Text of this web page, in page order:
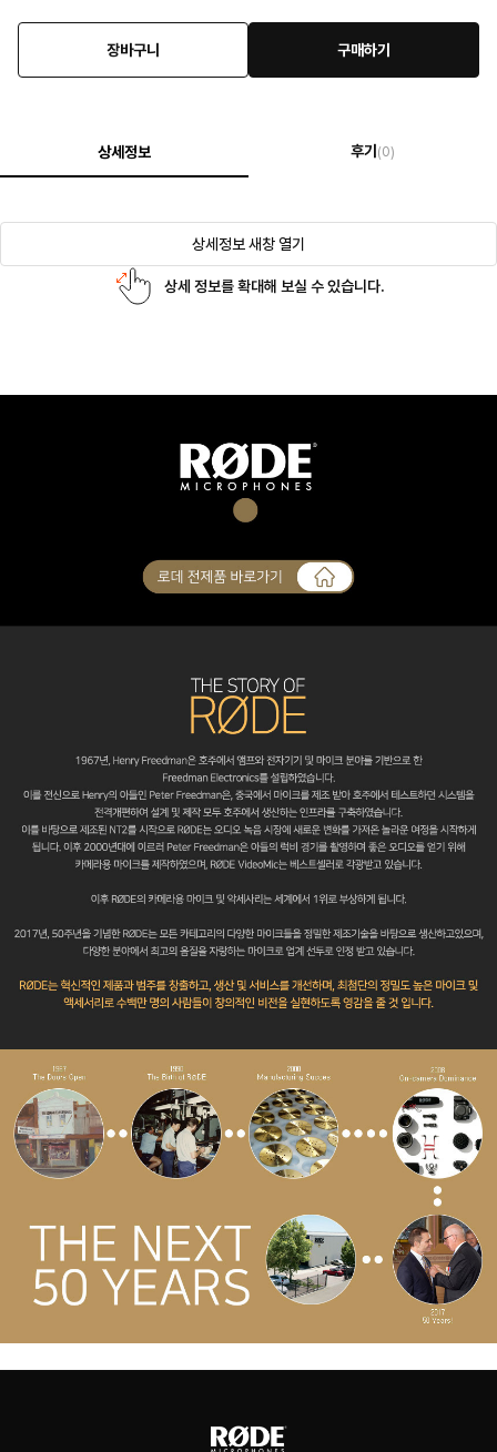
장바구니 구매하기
상세정보 후기 (0)
상세정보 새창 열기
상세 정보를 확대해 보실 수 있습니다.